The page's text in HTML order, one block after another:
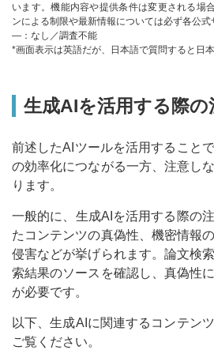
います。機能内容や提供条件は変更される場
ンによる制限や最新情報については必ず各公式
―：なし／調査不能
*画面表示は英語だが、日本語で質問すると日
生成AIを活用する際の
前述したAIツールを活用すること
の効率化につながる一方、注意し
ります。
一般的に、生成AIを活用する際の
たコンテンツの真偽性、機密情報
侵害などが挙げられます。論文検
索結果のソースを確認し、真偽性
が必要です。
以下、生成AIに関連するコンテン
ご覧ください。